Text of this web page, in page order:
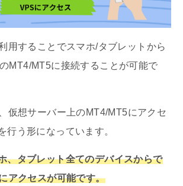
用することでスマホ/タブレットから
MT4/MT5に接続することが可能で
仮想サーバー上のMT4/MT5にアクセ
行う形になっています。
、タブレット全てのデバイスからで
アクセスが可能です。